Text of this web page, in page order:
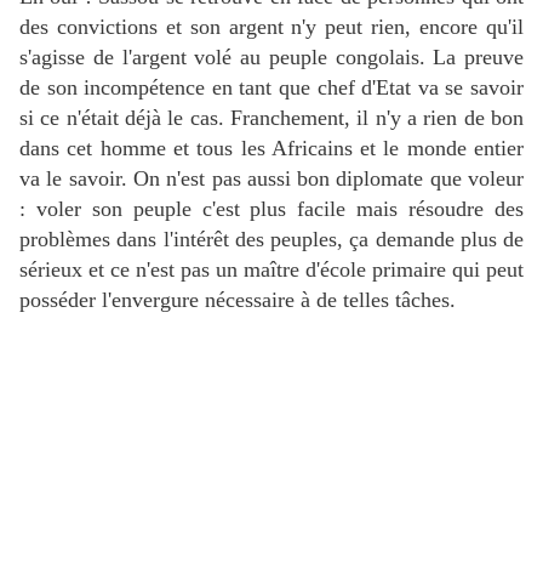
des convictions et son argent n'y peut rien, encore qu'il
s'agisse de l'argent volé au peuple congolais. La preuve
de son incompétence en tant que chef d'Etat va se savoir
si ce n'était déjà le cas. Franchement, il n'y a rien de bon
dans cet homme et tous les Africains et le monde entier
va le savoir. On n'est pas aussi bon diplomate que voleur
: voler son peuple c'est plus facile mais résoudre des
problèmes dans l'intérêt des peuples, ça demande plus de
sérieux et ce n'est pas un maître d'école primaire qui peut
posséder l'envergure nécessaire à de telles tâches.